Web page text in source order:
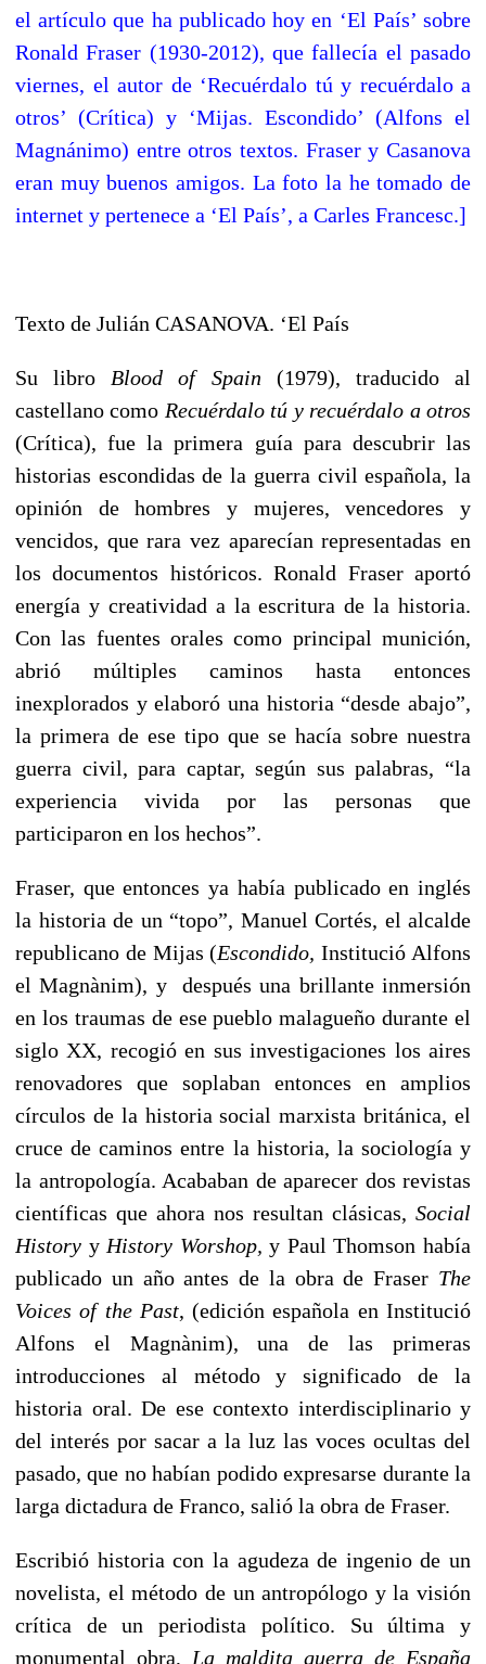
el artículo que ha publicado hoy en ‘El País’ sobre
Ronald Fraser (1930-2012), que fallecía el pasado
viernes, el autor de ‘Recuérdalo tú y recuérdalo a
otros’ (Crítica) y ‘Mijas. Escondido’ (Alfons el
Magnánimo) entre otros textos. Fraser y Casanova
eran muy buenos amigos. La foto la he tomado de
internet y pertenece a ‘El País’, a Carles Francesc.]
Texto de Julián CASANOVA. ‘El País
Su libro Blood of Spain (1979), traducido al
castellano como Recuérdalo tú y recuérdalo a otros
(Crítica), fue la primera guía para descubrir las
historias escondidas de la guerra civil española, la
opinión de hombres y mujeres, vencedores y
vencidos, que rara vez aparecían representadas en
los documentos históricos. Ronald Fraser aportó
energía y creatividad a la escritura de la historia.
Con las fuentes orales como principal munición,
abrió múltiples caminos hasta entonces
inexplorados y elaboró una historia “desde abajo”,
la primera de ese tipo que se hacía sobre nuestra
guerra civil, para captar, según sus palabras, “la
experiencia vivida por las personas que
participaron en los hechos”.
Fraser, que entonces ya había publicado en inglés
la historia de un “topo”, Manuel Cortés, el alcalde
republicano de Mijas (Escondido,Institució Alfons
el Magnànim), y después una brillante inmersión
en los traumas de ese pueblo malagueño durante el
siglo XX, recogió en sus investigaciones los aires
renovadores que soplaban entonces en amplios
círculos de la historia social marxista británica, el
cruce de caminos entre la historia, la sociología y
la antropología. Acababan de aparecer dos revistas
científicas que ahora nos resultan clásicas, Social
History y History Worshop,y Paul Thomson había
publicado un año antes de la obra de Fraser The
Voices of the Past, (edición española en Institució
Alfons el Magnànim), una de las primeras
introducciones al método y significado de la
historia oral. De ese contexto interdisciplinario y
del interés por sacar a la luz las voces ocultas del
pasado, que no habían podido expresarse durante la
larga dictadura de Franco, salió la obra de Fraser.
Escribió historia con la agudeza de ingenio de un
novelista, el método de un antropólogo y la visión
crítica de un periodista político. Su última y
monumental obra, La maldita guerra de España